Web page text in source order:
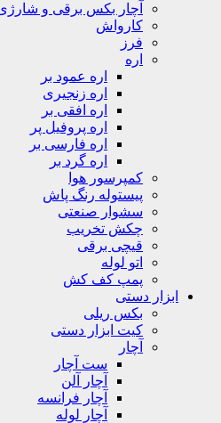
آچار بکس برقی و
کارواش
فرز
اره
اره عمود بر
اره زنجیری
اره افقی بر
اره پروفیل پر
اره فارسی بر
اره گرد بر
کمپرسور هوا
پیستوله رنگ پاش
سشوار صنعتی
چکش تخریب
قیچی برقی
اتو لوله
پمپ کف کش
ابزار دستی
بکس ریلی
کیت ابزار دستی
آچار
ست آچار
آچار آلن
آچار فرانسه
آچار لوله